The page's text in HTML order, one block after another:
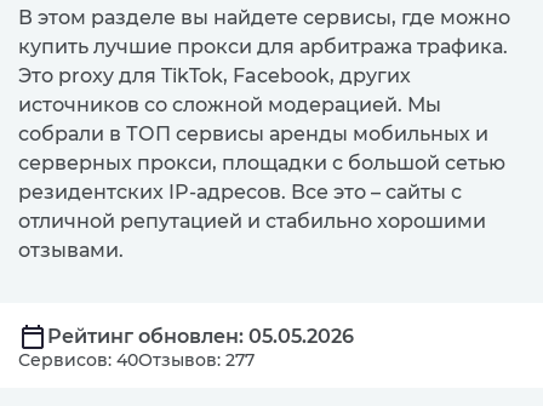
В этом разделе вы найдете сервисы, где можно
купить лучшие прокси для арбитража трафика.
Это proxy для TikTok, Facebook, других
источников со сложной модерацией. Мы
собрали в ТОП сервисы аренды мобильных и
серверных прокси, площадки с большой сетью
резидентских IP-адресов. Все это – сайты с
отличной репутацией и стабильно хорошими
отзывами.
Рейтинг обновлен: 05.05.2026
Сервисов: 40Отзывов: 277